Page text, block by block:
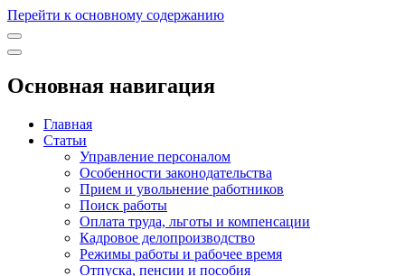
Перейти к основному содержанию
Основная навигация
Главная
Статьи
Управление персоналом
Особенности законодательства
Прием и увольнение работников
Поиск работы
Оплата труда, льготы и компенсации
Кадровое делопроизводство
Режимы работы и рабочее время
Отпуска, пенсии и пособия